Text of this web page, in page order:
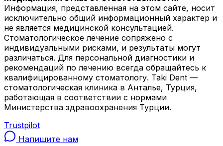
Информация, представленная на этом сайте, носит
исключительно общий информационный характер и
не является медицинской консультацией.
Стоматологическое лечение сопряжено с
индивидуальными рисками, и результаты могут
различаться. Для персональной диагностики и
рекомендаций по лечению всегда обращайтесь к
квалифицированному стоматологу. Taki Dent —
стоматологическая клиника в Анталье, Турция,
работающая в соответствии с нормами
Министерства здравоохранения Турции.
Trustpilot
Напишите нам